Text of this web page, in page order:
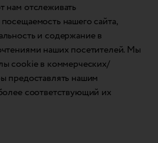
нам отслеживать
нашего сайта,
и содержание в
наших посетителей. Мы
cookie в коммерческих/
предоставлять нашим
соответствующий их